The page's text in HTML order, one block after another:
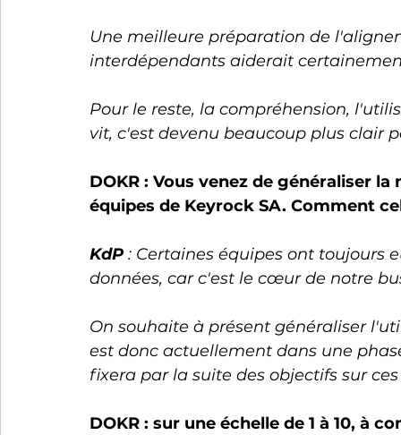
Une meilleure préparation de
interdépendants aiderait
Pour le reste, la compréhension,
vit, c'est devenu beaucoup plus clair
DOKR : Vous venez de généraliser
équipes de Keyrock SA. Comment
KdP : Certaines équipes ont toujours
données, car c'est le cœur de notre
On souhaite à présent généraliser
est donc actuellement dans une
fixera par la suite des objectifs sur
DOKR : sur une échelle de 1 à 10,